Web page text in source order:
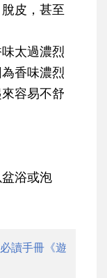
皮，甚至
太過濃烈
香味濃烈
容易不舒
浴或泡
讀手冊《遊